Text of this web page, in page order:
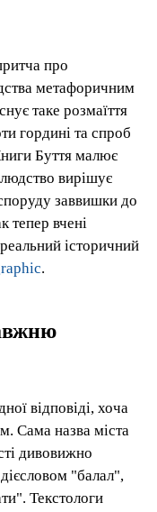
про
метафоричним
таке розмаїття
гордині та спроб
Буття малює
вирішує
заввишки до
тепер вчені
історичний
.
відповіді, хоча
Сама назва міста
дивовижно
"балал",
Текстологи